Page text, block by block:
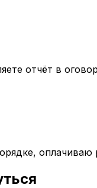
отчёт в
оплачиваю